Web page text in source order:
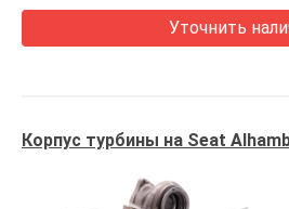
Уточнить
Корпус турбины на Seat